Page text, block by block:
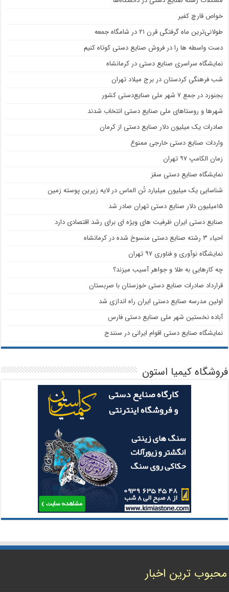
خواص قارچ کفیر
طولانی‌ترین ماه گرفتگی قرن ۲۱ در شامگاه جمعه
دست واسطه ها را در فروش صنایع دستی کوتاه کنیم
نمایشگاه سراسری صنایع دستی در کرمانشاه
شب فرهنگی کردستان در برج میلاد تهران
بجنورد در جمع ۷ شهر ملی صنایع‌دستی کشور
شهر‌ها و روستا‌های ملی صنایع‌ دستی انتخاب شدند
صادرات یک میلیون دلار صنایع دستی از کرمان
واردات صنایع دستی خارجی ممنوع
زمان الکامپ ۹۷ تهران
نمایشگاه صنایع دستی سقز
شناسایی یک میلیون میلیارد تُن الماس در لایه زیرین پوسته زمین
۱۵میلیون دلار صنایع دستی تهران صادر شد
صنایع دستی ایران ظرفیت های ویژه ای برای رشد اقتصادی دارد
احیاء ۳ رشته صنایع دستی منسوخ شده در کرمانشاه
نمایشگاه نوآوری و فناوری ۹۷ تهران
چه کارهایی به طلا و جواهر آسیب میزند؟
قرارداد صادرات صنایع دستی خوزستان با صربستان
اولین مدرسه صنایع دستی ایران راه اندازی شد
آباده نخستین شهر ملی صنایع دستی فارس
نمایشگاه صنایع دستی اقوام ایرانی در سنندج
فروشگاه کیمیا استون
محبوب ترین اخبار